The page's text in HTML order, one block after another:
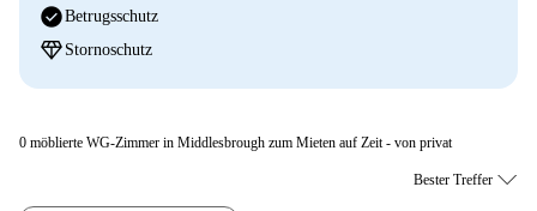
check_circleBetrugsschutz
diamond Stornoschutz
0 möblierte WG-Zimmer in Middlesbrough zum Mieten auf Zeit - von privat